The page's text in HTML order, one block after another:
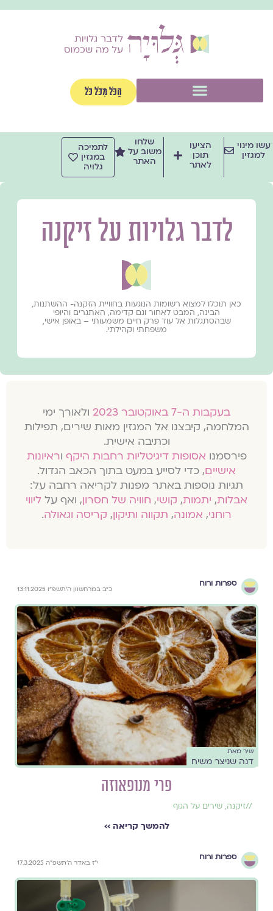
הַכֹּל מִכֹּל כֹּל
עשו מינוי
למגזין
הציעו
תוכן
לאתר
שלחו
משוב על
האתר
לתמיכה
במגזין
גלויה
לדבר גלויות על זיקנה
כאן תוכלו למצוא רשומות הנוגעות בחוויית הזקנה- ההשתנות,
הבינה, המבט לאחור וגם קדימה, האתגרים והיופי
שבהסתגלות אל עוד פרק חיים משמעותי – באופן אישי,
משפחתי וקהילתי.
בעקבות ה-7 באוקטובר 2023
ולאורך ימי
המלחמה, קיבצנו אל המגזין מאות שירים, תפילות
וכתיבה אישית.
פירסמנו אסופות דיגיטליות רחבות היקףוראיונות
אישיים, כדי לסייע במעט בתוך הכאב הגדול.
תגיות נוספות באתר מפנות לקריאה רחבה על:
אבלות, יתמות, קושי, חוויה של חסרון, ואף על ליווי
רוחני, אמונה, תקווה ותיקון, קריסה וגאולה.
ספרות ורוח
כ״ב במרחשוון ה׳תשפ״ו 13.11.2025
שיר מאת
דנה שניצר משיח
פרי מנופאוזה
//זיקנה, שירים על הגוף
להמשך קריאה ››
ספרות ורוח
י״ז באדר ה׳תשפ״ה 17.3.2025